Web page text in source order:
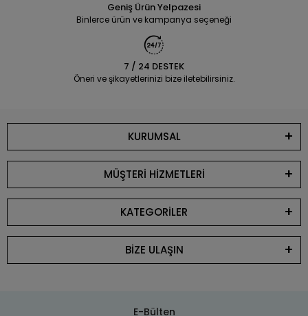
Geniş Ürün Yelpazesi
Binlerce ürün ve kampanya seçeneği
7 / 24 DESTEK
Öneri ve şikayetlerinizi bize iletebilirsiniz.
KURUMSAL
MÜŞTERİ HİZMETLERİ
KATEGORİLER
BİZE ULAŞIN
E-Bülten